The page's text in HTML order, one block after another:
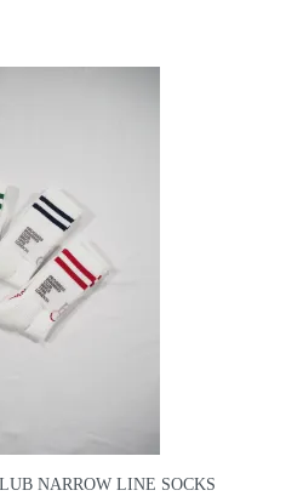
NARROW LINE SOCKS